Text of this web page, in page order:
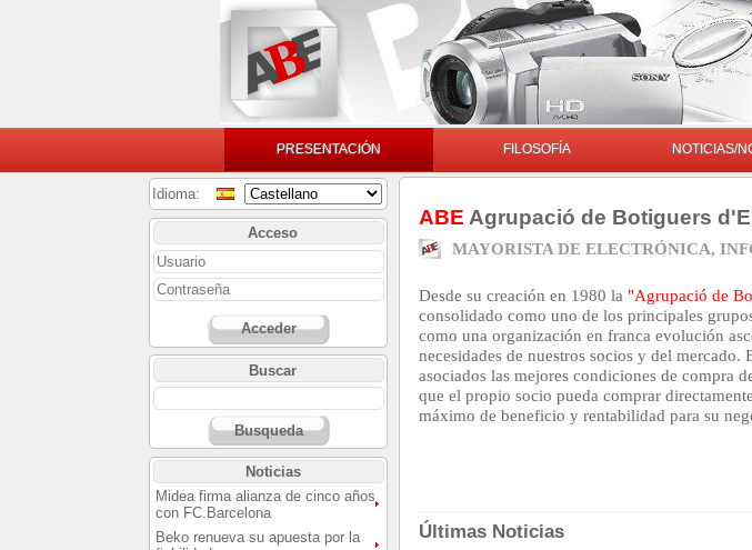
PRESENTACIÓN FILOSOFÍA NOTICIAS/
Idioma:
Acceso
Acceder
Buscar
Busqueda
Noticias
Midea firma alianza de cinco años
con FC.Barcelona
Beko renueva su apuesta por la
ABE Agrupació de Botiguers
MAYORISTA DE ELECTRÓNICA,
Desde su creación en 1980 la "Agrupació de
consolidado como uno de los principales
como una organización en franca evolución
necesidades de nuestros socios y del mercado.
asociados las mejores condiciones de compra
que el propio socio pueda comprar
máximo de beneficio y rentabilidad para su
Últimas Noticias